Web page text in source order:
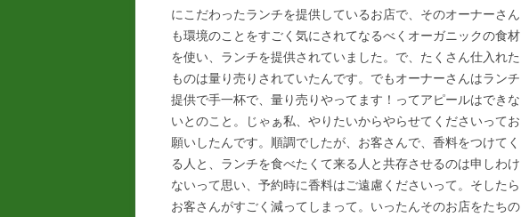
にこだわったランチを提供しているお店で、そのオーナーさん
も環境のことをすごく気にされてなるべくオーガニックの食材
を使い、ランチを提供されていました。で、たくさん仕入れた
ものは量り売りされていたんです。でもオーナーさんはランチ
提供で手一杯で、量り売りやってます！ってアピールはできな
いとのこと。じゃぁ私、やりたいからやらせてくださいってお
願いしたんです。順調でしたが、お客さんで、香料をつけてく
る人と、ランチを食べたくて来る人と共存させるのは申しわけ
ないって思い、予約時に香料はご遠慮くださいって。そしたら
お客さんがすごく減ってしまって。いったんそのお店をたちの